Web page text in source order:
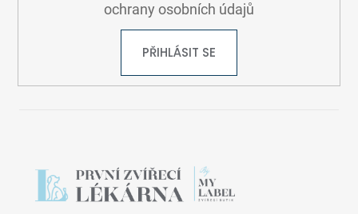
ochrany osobních údajů
PŘIHLÁSIT SE